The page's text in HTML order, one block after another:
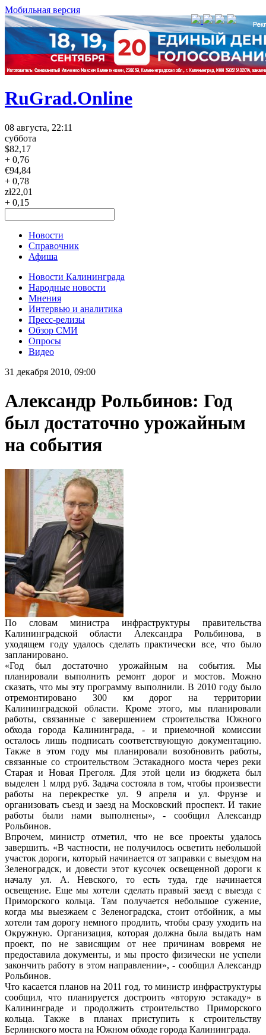
Мобильная версия
RuGrad.Online
08 августа, 22:11
суббота
$82,17
+ 0,76
€94,84
+ 0,78
zł22,01
+ 0,15
Новости
Справочник
Афиша
Новости Калининграда
Народные новости
Мнения
Интервью и аналитика
Пресс-релизы
Обзор СМИ
Опросы
Видео
31 декабря 2010, 09:00
Александр Рольбинов: Год
был достаточно урожайным
на события
По словам министра инфраструктуры правительства
Калининградской области Александра Рольбинова, в
уходящем году удалось сделать практически все, что было
запланировано.
«Год был достаточно урожайным на события. Мы
планировали выполнить ремонт дорог и мостов. Можно
сказать, что мы эту программу выполнили. В 2010 году было
отремонтировано 300 км дорог на территории
Калининградской области. Кроме этого, мы планировали
работы, связанные с завершением строительства Южного
обхода города Калининграда, - и приемочной комиссии
осталось лишь подписать соответствующую документацию.
Также в этом году мы планировали возобновить работы,
связанные со строительством Эстакадного моста через реки
Старая и Новая Преголя. Для этой цели из бюджета был
выделен 1 млрд руб. Задача состояла в том, чтобы произвести
работы на перекрестке ул. 9 апреля и ул. Фрунзе и
организовать съезд и заезд на Московский проспект. И такие
работы были нами выполнены», - сообщил Александр
Рольбинов.
Впрочем, министр отметил, что не все проекты удалось
завершить. «В частности, не получилось осветить небольшой
участок дороги, который начинается от заправки с выездом на
Зеленоградск, и довести этот кусочек освещенной дороги к
началу ул. А. Невского, то есть туда, где начинается
освещение. Еще мы хотели сделать правый заезд с выезда с
Приморского кольца. Там получается небольшое сужение,
когда мы выезжаем с Зеленоградска, стоит отбойник, а мы
хотели там дорогу немного продлить, чтобы сразу уходить на
Окружную. Организация, которая должна была выдать нам
проект, по не зависящим от нее причинам вовремя не
предоставила документы, и мы просто физически не успели
закончить работу в этом направлении», - сообщил Александр
Рольбинов.
Что касается планов на 2011 год, то министр инфраструктуры
сообщил, что планируется достроить «вторую эстакаду» в
Калининграде и продолжить строительство Приморского
кольца. Также в планах приступить к строительству
Берлинского моста на Южном обходе города Калининграда.